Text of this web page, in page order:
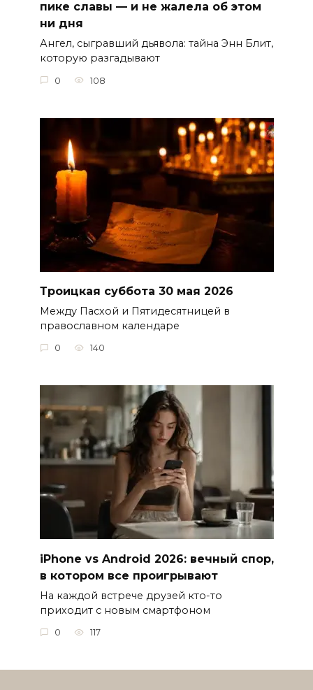
пике славы — и не жалела об этом
ни дня
Ангел, сыгравший дьявола: тайна Энн Блит,
которую разгадывают
0 108
Троицкая суббота 30 мая 2026
Между Пасхой и Пятидесятницей в
православном календаре
0 140
iPhone vs Android 2026: вечный спор,
в котором все проигрывают
На каждой встрече друзей кто-то
приходит с новым смартфоном
0 117